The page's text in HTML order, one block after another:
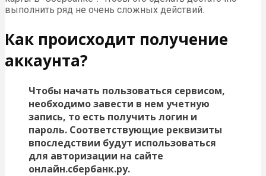
выполнить ряд не очень сложных действий.
Как происходит получение
аккаунта?
Чтобы начать пользоваться сервисом,
необходимо завести в нем учетную
запись, то есть получить логин и
пароль. Соответствующие реквизиты
впоследствии будут использоваться
для авторизации на сайте
онлайн.сбербанк.ру.